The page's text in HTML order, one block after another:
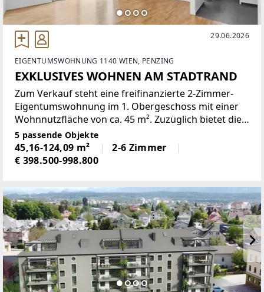
29.06.2026
EIGENTUMSWOHNUNG 1140 WIEN, PENZING
EXKLUSIVES WOHNEN AM STADTRAND
Zum Verkauf steht eine freifinanzierte 2-Zimmer-
Eigentumswohnung im 1. Obergeschoss mit einer
Wohnnutzfläche von ca. 45 m². Zuzüglich bietet die
Wohnung einen ca. 9 m² großen Balkon sowie einen
ca. 28 m² großen Garten im
5 passende Objekte
45,16-124,09 m²
2-6 Zimmer
€ 398.500-998.800